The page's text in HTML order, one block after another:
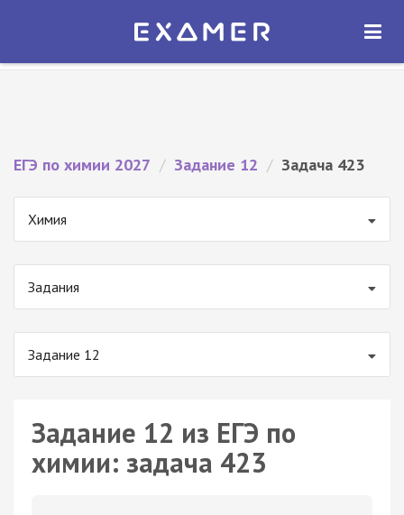
Экзамер — ЕГЭ 2027
ОТКРЫТЬ
ЕГЭ по химии 2027 / Задание 12 / Задача 423
Химия
Задания
Задание 12
Задание 12 из ЕГЭ по
химии: задача 423